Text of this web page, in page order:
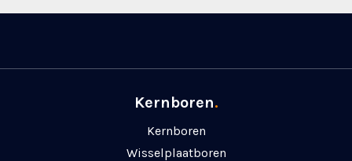
Kernboren.
Kernboren
Wisselplaatboren